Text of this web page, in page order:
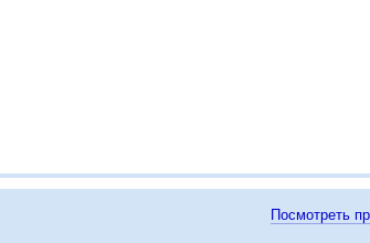
Посмотреть